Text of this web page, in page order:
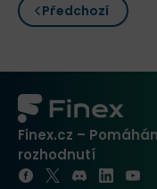
Předchozí
Finex.cz –
rozhodnutí